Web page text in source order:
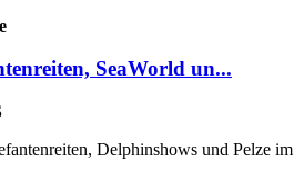
SeaWorld un...
Delphinshows und Pelze im